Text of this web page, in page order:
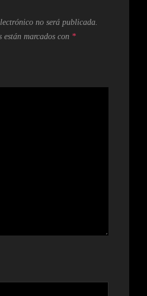
no será publicada.
marcados con *